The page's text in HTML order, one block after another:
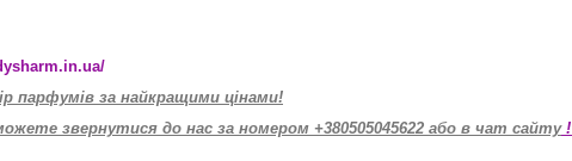
парфумів за найкращими цінами!
звернутися до нас за номером +380505045622 або в чат сайту!